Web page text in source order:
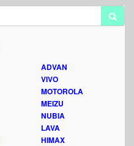
ADVAN
VIVO
MOTOROLA
MEIZU
NUBIA
LAVA
HIMAX